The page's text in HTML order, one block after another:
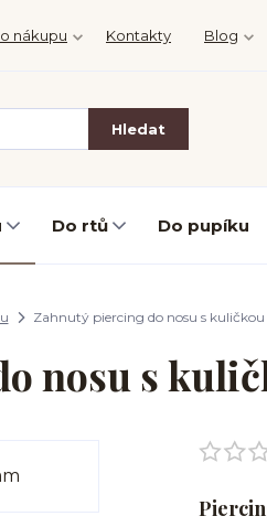
nákupu Kontakty Blog
Hledat
Do rtů Do pupíku
Zahnutý piercing do nosu s
nosu s